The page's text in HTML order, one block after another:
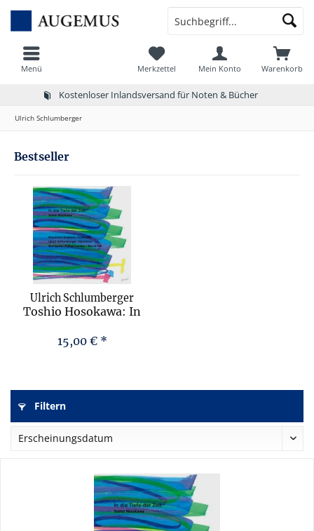
Kostenloser Inlandsversand für Noten & Bücher
Menü Warenkorb
Merkzettel Mein Konto
Ulrich Schlumberger
Bestseller
Ulrich Schlumberger
Toshio Hosokawa: In
15,00 € *
Filtern